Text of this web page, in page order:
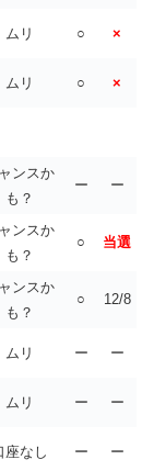
ムリ ○ ×
ムリ ○ ×
ンスか
も？
ー ー
ンスか
も？
○ 当選
ンスか
も？
○ 12/8
ムリ ー ー
ムリ ー ー
座なし ー ー